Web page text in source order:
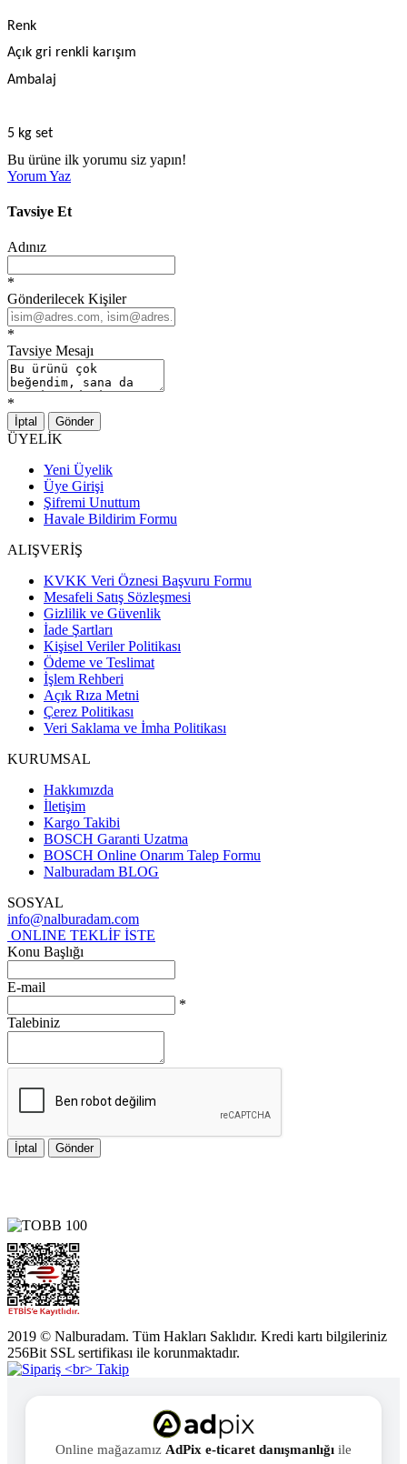
Renk
Açık gri renkli karışım
Ambalaj
5 kg set
Bu ürüne ilk yorumu siz yapın!
Yorum Yaz
Tavsiye Et
Adınız
*
Gönderilecek Kişiler
*
Tavsiye Mesajı
*
İptal Gönder
ÜYELİK
Yeni Üyelik
Üye Girişi
Şifremi Unuttum
Havale Bildirim Formu
ALIŞVERİŞ
KVKK Veri Öznesi Başvuru Formu
Mesafeli Satış Sözleşmesi
Gizlilik ve Güvenlik
İade Şartları
Kişisel Veriler Politikası
Ödeme ve Teslimat
İşlem Rehberi
Açık Rıza Metni
Çerez Politikası
Veri Saklama ve İmha Politikası
KURUMSAL
Hakkımızda
İletişim
Kargo Takibi
BOSCH Garanti Uzatma
BOSCH Online Onarım Talep Formu
Nalburadam BLOG
SOSYAL
info@nalburadam.com
ONLINE TEKLİF İSTE
Konu Başlığı
E-mail
*
Talebiniz
İptal Gönder
2019 © Nalburadam. Tüm Hakları Saklıdır. Kredi kartı bilgileriniz
256Bit SSL sertifikası ile korunmaktadır.
Online mağazamız AdPix e-ticaret danışmanlığı ile